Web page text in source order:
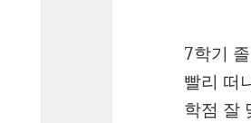
7학기
빨리 떠
학점 잘